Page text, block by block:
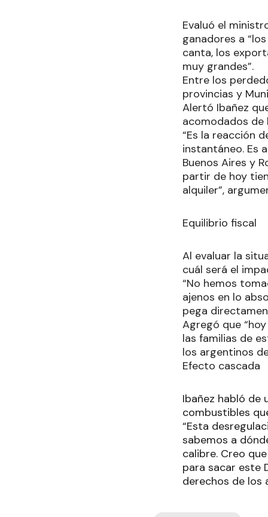
Evaluó el
ganadores a
canta, los
muy grandes”.
Entre los
provincias y
Alertó Ibañez
acomodados de
“Es la reacción
instantáneo. Es
Buenos Aires y
partir de hoy
alquiler”,
Equilibrio fiscal
Al evaluar la
cuál será el
“No hemos
ajenos en lo
pega
Agregó que
las familias de
los argentinos
Efecto cascada
Ibañez habló de
combustibles
“Esta
sabemos a
calibre. Creo
para sacar este
derechos de los